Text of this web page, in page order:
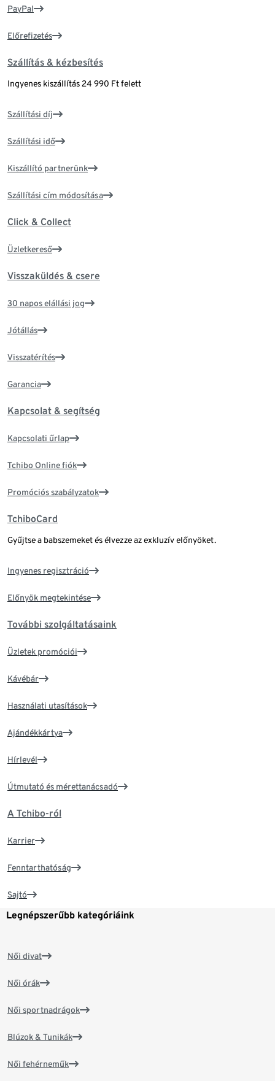
PayPal
Előrefizetés
Szállítás & kézbesítés
Ingyenes kiszállítás 24 990 Ft felett
Szállítási díj
Szállítási idő
Kiszállító partnerünk
Szállítási cím módosítása
Click & Collect
Üzletkereső
Visszaküldés & csere
30 napos elállási jog
Jótállás
Visszatérítés
Garancia
Kapcsolat & segítség
Kapcsolati űrlap
Tchibo Online fiók
Promóciós szabályzatok
TchiboCard
Gyűjtse a babszemeket és élvezze az exkluzív előnyöket.
Ingyenes regisztráció
Előnyök megtekintése
További szolgáltatásaink
Üzletek promóciói
Kávébár
Használati utasítások
Ajándékkártya
Hírlevél
Útmutató és mérettanácsadó
A Tchibo-ról
Karrier
Fenntarthatóság
Sajtó
Legnépszerűbb kategóriáink
Női divat
Női órák
Női sportnadrágok
Blúzok & Tunikák
Női fehérneműk